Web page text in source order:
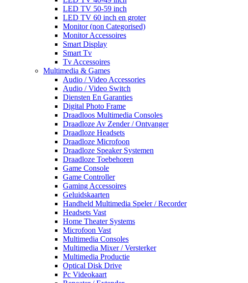
LED TV 50-59 inch
LED TV 60 inch en groter
Monitor (non Categorised)
Monitor Accessoires
Smart Display
Smart Tv
Tv Accessoires
Multimedia & Games
Audio / Video Accessories
Audio / Video Switch
Diensten En Garanties
Digital Photo Frame
Draadloos Multimedia Consoles
Draadloze Av Zender / Ontvanger
Draadloze Headsets
Draadloze Microfoon
Draadloze Speaker Systemen
Draadloze Toebehoren
Game Console
Game Controller
Gaming Accessoires
Geluidskaarten
Handheld Multimedia Speler / Recorder
Headsets Vast
Home Theater Systems
Microfoon Vast
Multimedia Consoles
Multimedia Mixer / Versterker
Multimedia Productie
Optical Disk Drive
Pc Videokaart